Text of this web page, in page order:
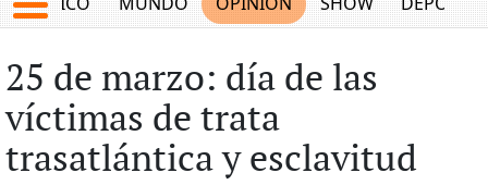
25 de marzo: día de las
víctimas de trata
trasatlántica y esclavitud